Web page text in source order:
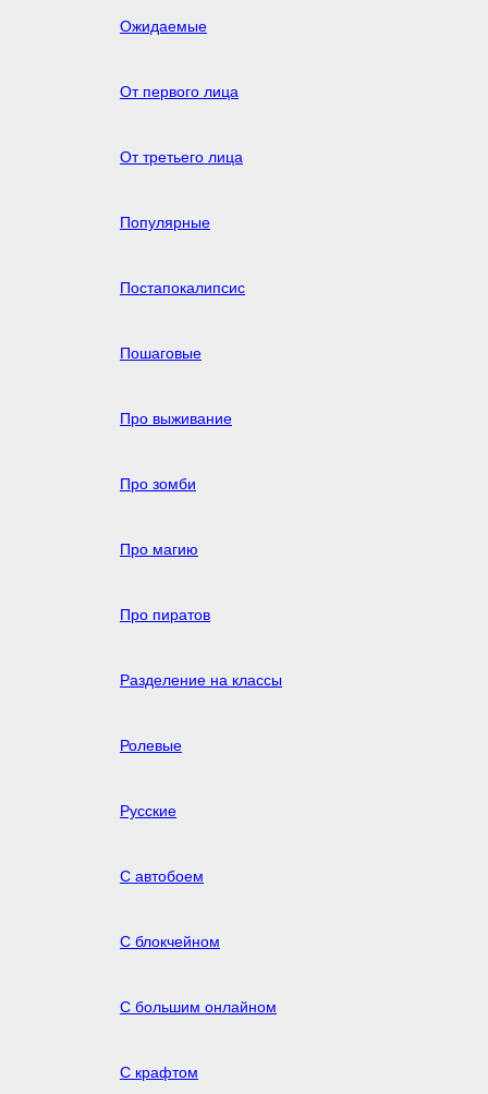
Ожидаемые
От первого лица
От третьего лица
Популярные
Постапокалипсис
Пошаговые
Про выживание
Про зомби
Про магию
Про пиратов
Разделение на классы
Ролевые
Русские
С автобоем
С блокчейном
С большим онлайном
С крафтом